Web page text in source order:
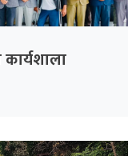
कार्यशाला